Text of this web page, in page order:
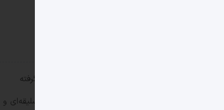
است که از جوانب گوناگون مورد بررسی قرار گرفته
دانشگاهی همواره بر چگونگی شکل‌گیری ظرافت‌های سلیقه‌ای و